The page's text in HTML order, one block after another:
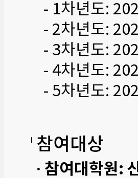
- 1차년도:
- 2차년도:
- 3차년도:
- 4차년도:
- 5차년도:
참여대상
· 참여대학원: